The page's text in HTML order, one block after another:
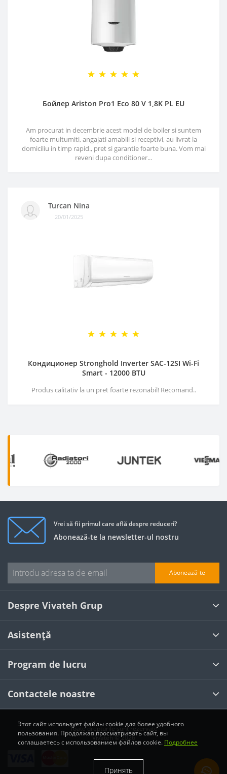
Бойлер Ariston Pro1 Eco 80 V 1,8K PL EU
Am procurat in decembrie acest model de boiler si suntem
foarte multumiti, angajati amabili si receptivi, au livrat la
domiciliu in timp rapid., pret si garantie foarte buna. Vom mai
reveni dupa conditioner...
Turcan Nina
20/01/2025
Кондиционер Stronghold Inverter SAC-12SI Wi-Fi
Smart - 12000 BTU
Produs calitativ la un pret foarte rezonabil! Recomand..
Vrei să fii primul care află despre reduceri?
Abonează-te la newsletter-ul nostru
Abonează-te
Despre Vivateh Grup
Asistență
Program de lucru
Contactele noastre
Toate drepturile sunt rezervate
Vivateh © 2026
Этот сайт использует файлы cookie для более удобного
пользования. Продолжая просматривать сайт, вы
соглашаетесь с использованием файлов cookie. Подробнее
Принять